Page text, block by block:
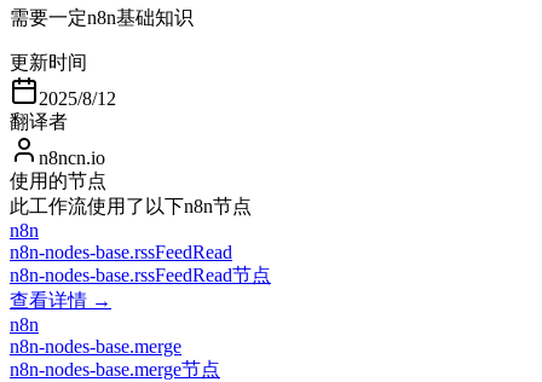
需要一定n8n基础知识
更新时间
2025/8/12
翻译者
n8ncn.io
使用的节点
此工作流使用了以下n8n节点
n8n
n8n-nodes-base.rssFeedRead
n8n-nodes-base.rssFeedRead节点
查看详情 →
n8n
n8n-nodes-base.merge
n8n-nodes-base.merge节点